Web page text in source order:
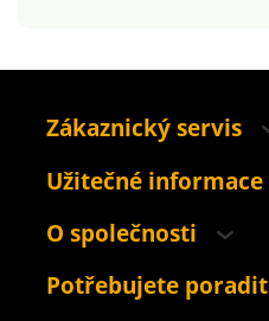
Zákaznický servis
Užitečné informace
O společnosti
Potřebujete poradit